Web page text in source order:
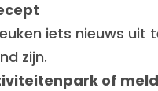
iets nieuws
zijn.
of